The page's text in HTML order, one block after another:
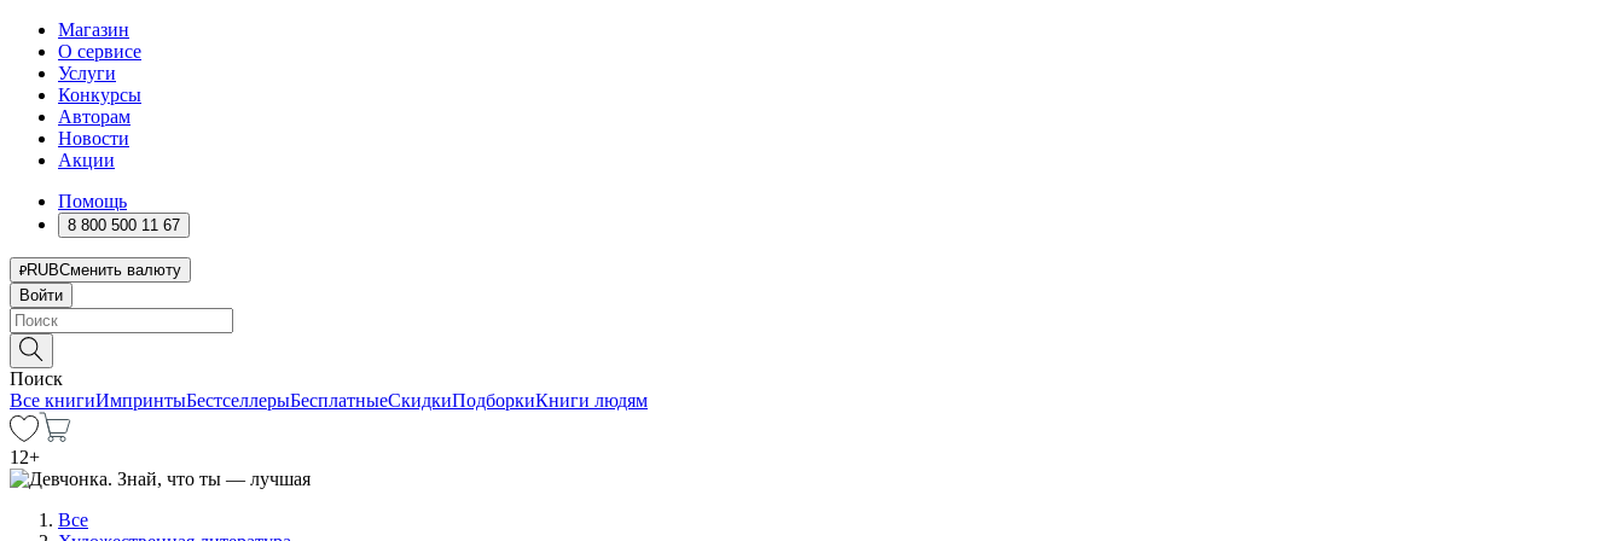
Магазин
О сервисе
Услуги
Конкурсы
Авторам
Новости
Акции
Помощь
8 800 500 11 67
RUBСменить валюту
Войти
Поиск
Все книгиИмпринтыБестселлерыБесплатныеСкидкиПодборкиКниги людям
12+
Все